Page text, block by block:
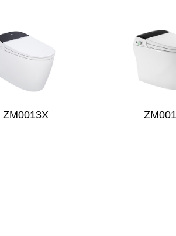
ZM0013X